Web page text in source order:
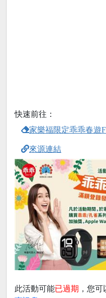
快速前往：
家樂福限定乖乖春遊
來源連結
此活動可能已過期 ，您可